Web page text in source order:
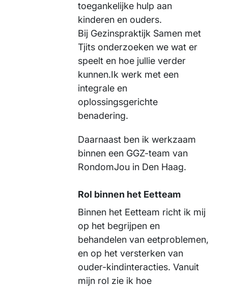
toegankelijke hulp aan
kinderen en ouders.
Bij Gezinspraktijk Samen met
Tjits onderzoeken we wat er
speelt en hoe jullie verder
kunnen.Ik werk met een
integrale en
oplossingsgerichte
benadering.
Daarnaast ben ik werkzaam
binnen een GGZ-team van
RondomJou in Den Haag.
Rol binnen het Eetteam
Binnen het Eetteam richt ik mij
op het begrijpen en
behandelen van eetproblemen,
en op het versterken van
ouder-kindinteracties. Vanuit
mijn rol zie ik hoe